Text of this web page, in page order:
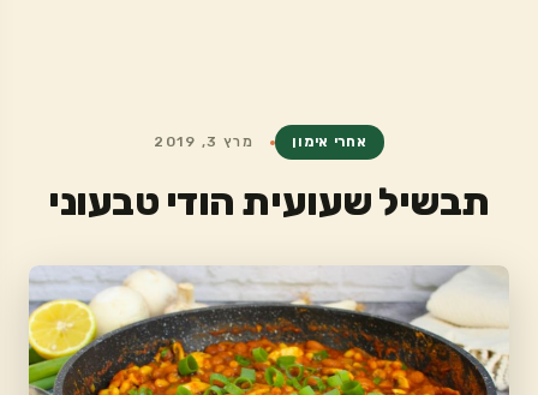
אחרי אימון מרץ 3, 2019
תבשיל שעועית הודי טבעוני